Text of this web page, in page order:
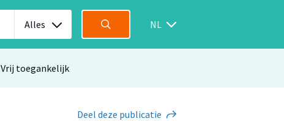
Alles NL
Vrij toegankelijk
Deel deze publicatie